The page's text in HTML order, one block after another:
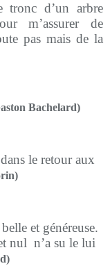
tronc d’un arbre
m’assurer de
pas mais de la
Bachelard)
le retour aux
et généreuse.
nul n’a su le lui